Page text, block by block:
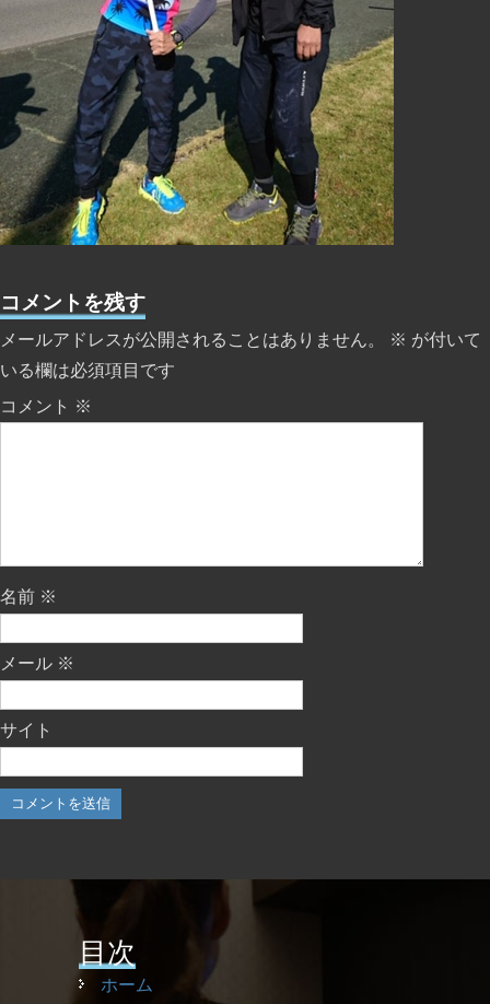
コメントを残す
メールアドレスが公開されることはありません。 ※ が付いて
いる欄は必須項目です
コメント ※
名前 ※
メール ※
サイト
目次
ホーム